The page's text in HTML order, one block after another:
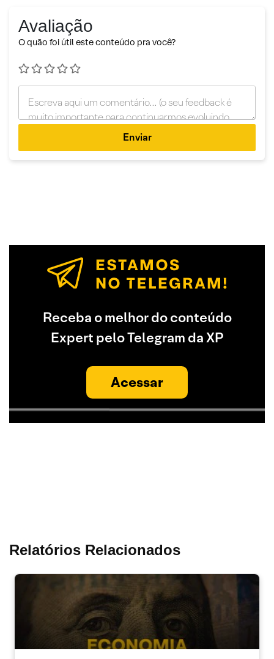
Avaliação
O quão foi útil este conteúdo pra você?
Enviar
Receba o melhor do conteúdo
Expert pelo Telegram da XP
Acessar
Relatórios Relacionados